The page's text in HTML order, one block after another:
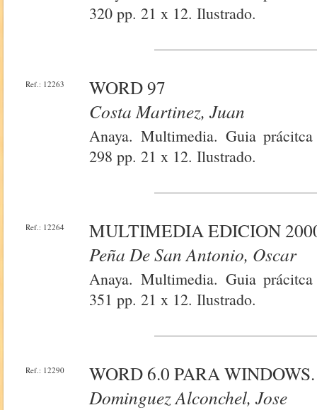
320 pp. 21 x 12. Ilustrado.
Ref.: 12263
WORD 97
Costa Martinez, Juan
Anaya. Multimedia. Guia
298 pp. 21 x 12. Ilustrado.
Ref.: 12264
MULTIMEDIA EDICION
Peña De San Antonio, Oscar
Anaya. Multimedia. Guia
351 pp. 21 x 12. Ilustrado.
Ref.: 12290
WORD 6.0 PARA WINDOWS.
Dominguez Alconchel, Jose